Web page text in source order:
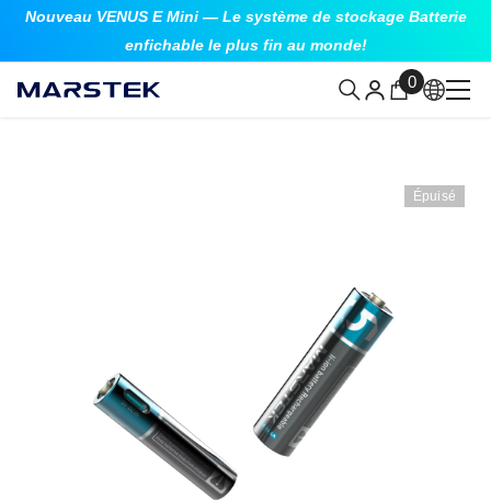
ALLER AU CONTENU
Nouveau VENUS E Mini — Le système de stockage Batterie
enfichable le plus fin au monde!
0
0
article
Épuisé